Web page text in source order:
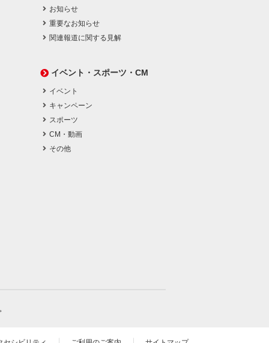
お知らせ
重要なお知らせ
関連報道に関する見解
イベント・スポーツ・CM
イベント
キャンペーン
スポーツ
CM・動画
その他